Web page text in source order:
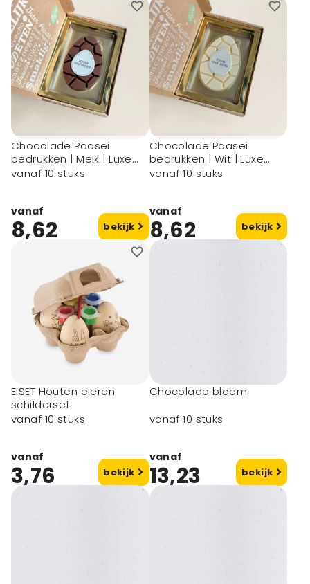
Chocolade Paasei
bedrukken | Melk | Luxe
verzenddoos
vanaf 10 stuks
vanaf
8,62 bekijk
Chocolade Paasei
bedrukken | Wit | Luxe
verzenddoos
vanaf 10 stuks
vanaf
8,62 bekijk
EISET Houten eieren
schilderset
vanaf 10 stuks
vanaf
3,76 bekijk
Chocolade bloem
vanaf 10 stuks
vanaf
13,23 bekijk